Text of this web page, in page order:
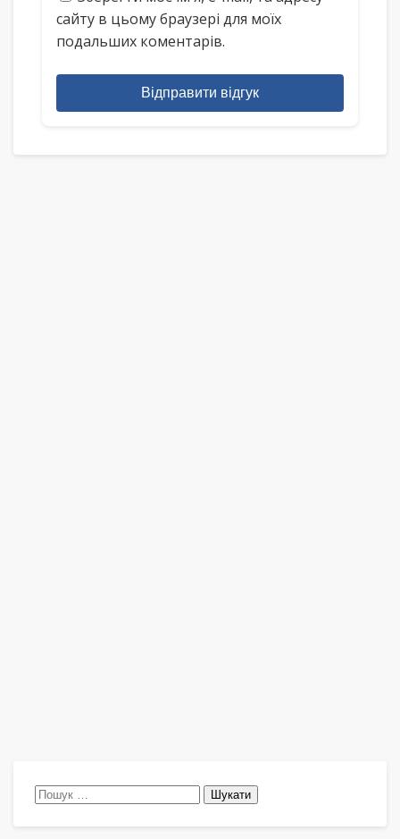
сайту в цьому браузері для моїх
подальших коментарів.
Відправити відгук
Пошук: